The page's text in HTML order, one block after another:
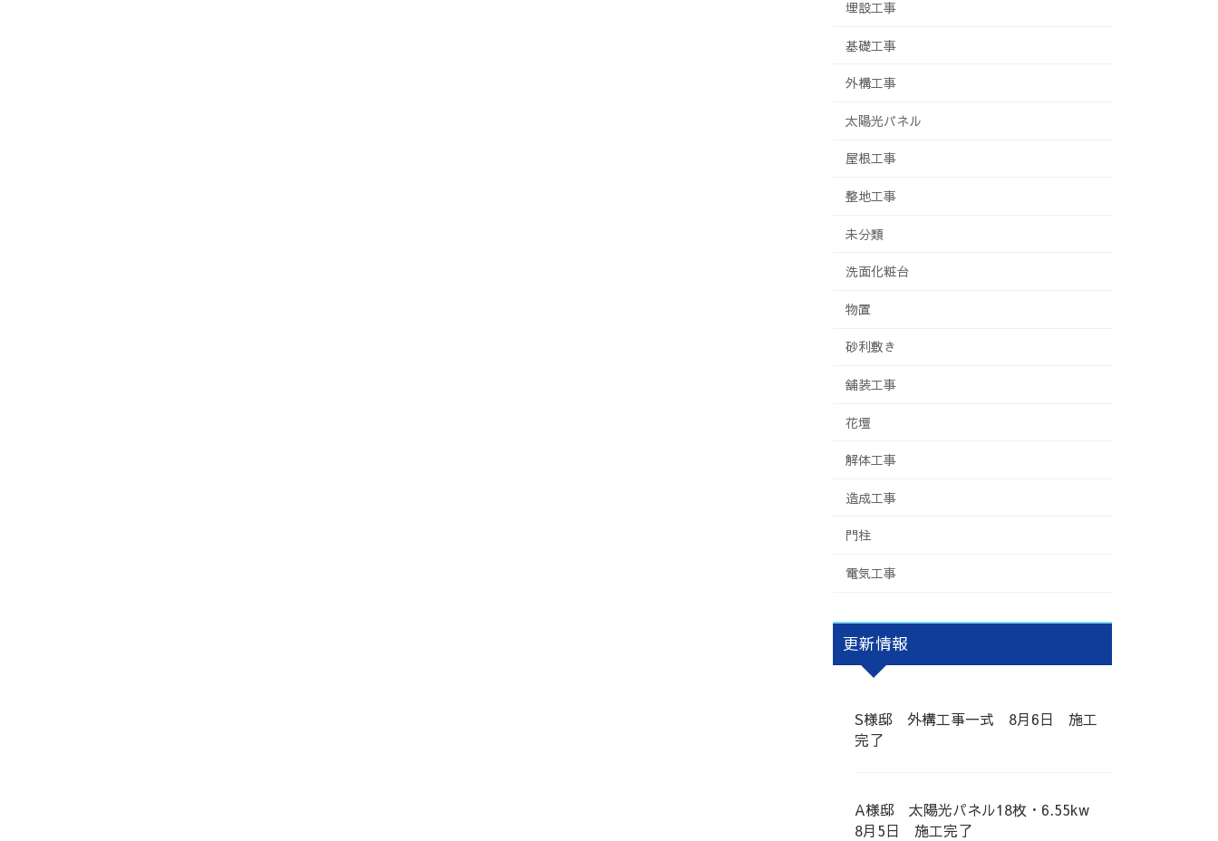
埋設工事
基礎工事
外構工事
太陽光パネル
屋根工事
整地工事
未分類
洗面化粧台
物置
砂利敷き
舗装工事
花壇
解体工事
造成工事
門柱
電気工事
更新情報
S様邸 外構工事一式 8月6日 施工
完了
A様邸 太陽光パネル18枚・6.55kw
8月5日 施工完了